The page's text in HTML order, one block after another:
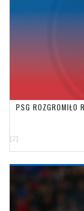
PSG ROZGROMIŁO
[2]